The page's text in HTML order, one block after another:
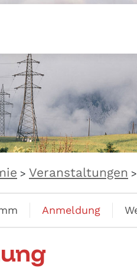
> Veranstaltungen >
Anmeldung